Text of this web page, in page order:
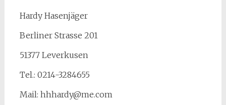
Hardy Hasenjäger
Berliner Strasse 201
51377 Leverkusen
Tel.: 0214-3284655
Mail: hhhardy@me.com